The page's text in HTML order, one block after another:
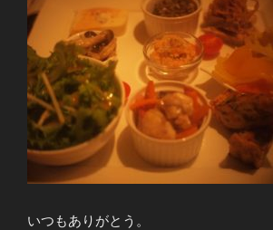
いつもありがとう。